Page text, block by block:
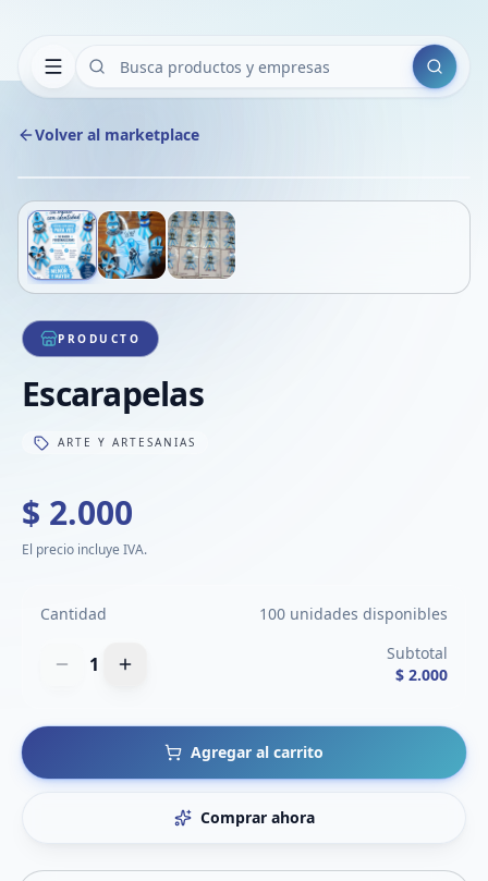
Buscar
Volver al marketplace
1/3
PRODUCTO
Escarapelas
ARTE Y ARTESANIAS
$ 2.000
El precio incluye IVA.
Cantidad 100 unidades disponibles
1
Subtotal
$ 2.000
Agregar al carrito
Comprar ahora